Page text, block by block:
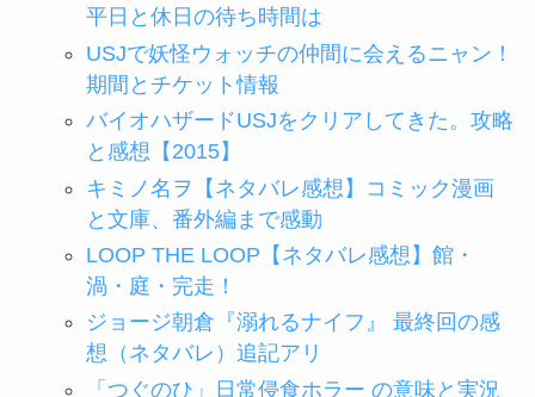
平日と休日の待ち時間は
USJで妖怪ウォッチの仲間に会えるニャン！
期間とチケット情報
バイオハザードUSJをクリアしてきた。攻略
と感想【2015】
キミノ名ヲ【ネタバレ感想】コミック漫画
と文庫、番外編まで感動
LOOP THE LOOP【ネタバレ感想】館・
渦・庭・完走！
ジョージ朝倉『溺れるナイフ』 最終回の感
想（ネタバレ）追記アリ
「つぐのひ」日常侵食ホラー の意味と実況